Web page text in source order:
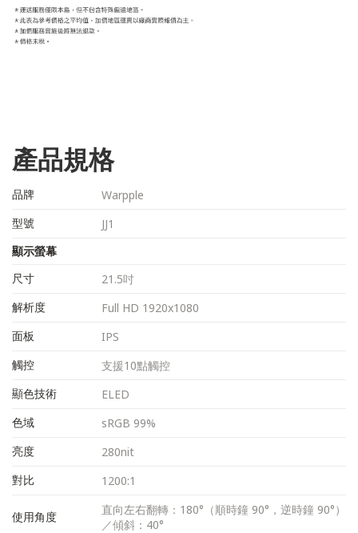
產品規格
品牌
Warpple
型號
JJ1
顯示螢幕
尺寸
21.5吋
解析度
Full HD 1920x1080
面板
IPS
觸控
支援10點觸控
顯色技術
ELED
色域
sRGB 99%
亮度
280nit
對比
1200:1
使用角度
直向左右翻轉：180°（順時鐘 90°，逆時鐘 90°）
／傾斜：40°